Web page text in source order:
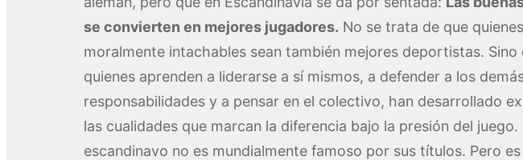
se convierten en mejores jugadores. No se trata de que
moralmente intachables sean también mejores deportistas. Sino
quienes aprenden a liderarse a sí mismos, a defender a los
responsabilidades y a pensar en el colectivo, han desarrollado
las cualidades que marcan la diferencia bajo la presión del juego.
escandinavo no es mundialmente famoso por sus títulos. Pero